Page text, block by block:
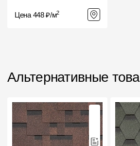
Цена 448 ₽/м2
Альтернативные